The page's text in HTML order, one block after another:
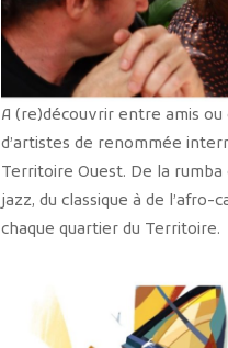
A (re)découvrir entre amis
d’artistes de renommée
Territoire Ouest. De la
jazz, du classique à de
chaque quartier du Territoire.